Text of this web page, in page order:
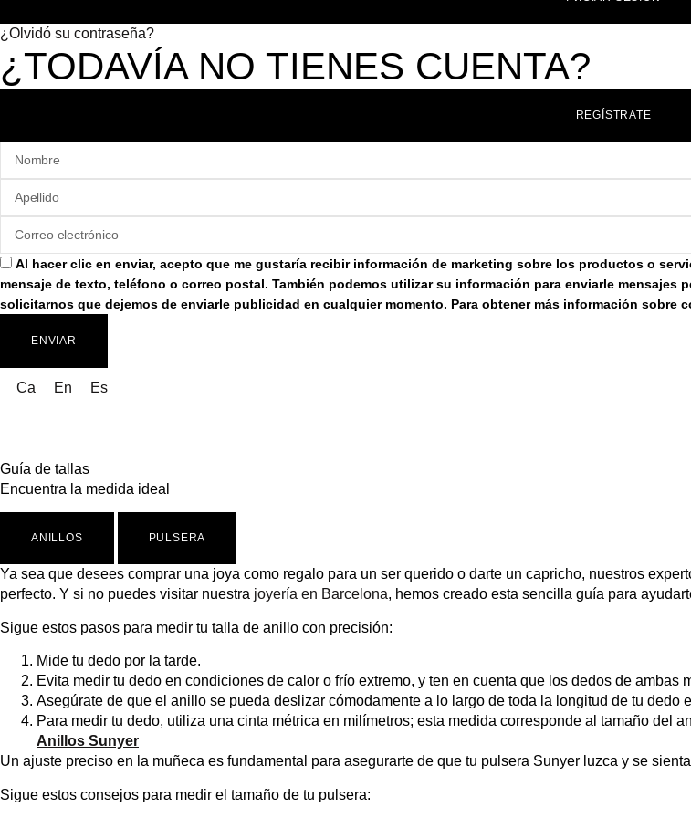
¿Olvidó su contraseña?
¿TODAVÍA NO TIENES CUENTA?
REGÍSTRATE
Al hacer clic en enviar, acepto que me gustaría recibir información de marketing sobre los productos o
mensaje de texto, teléfono o correo postal. También podemos utilizar su información para enviarle
solicitarnos que dejemos de enviarle publicidad en cualquier momento. Para obtener más información
ENVIAR
Ca En Es
Guía de tallas
Encuentra la medida ideal
ANILLOS PULSERA
Ya sea que desees comprar una joya como regalo para un ser querido o darte un capricho, nuestros
perfecto. Y si no puedes visitar nuestra joyería en Barcelona, hemos creado esta sencilla guía para
Sigue estos pasos para medir tu talla de anillo con precisión:
Mide tu dedo por la tarde.
Evita medir tu dedo en condiciones de calor o frío extremo, y ten en cuenta que los dedos de ambas
Asegúrate de que el anillo se pueda deslizar cómodamente a lo largo de toda la longitud de tu dedo
Para medir tu dedo, utiliza una cinta métrica en milímetros; esta medida corresponde al tamaño del
Anillos Sunyer
Un ajuste preciso en la muñeca es fundamental para asegurarte de que tu pulsera Sunyer luzca y se
Sigue estos consejos para medir el tamaño de tu pulsera: